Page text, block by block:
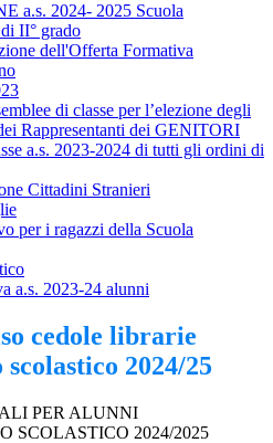
a.s. 2024- 2025 Scuola
II° grado
dell'Offerta Formativa
di classe per l’elezione degli
Rappresentanti dei GENITORI
a.s. 2023-2024 di tutti gli ordini di
Cittadini Stranieri
per i ragazzi della Scuola
a.s. 2023-24 alunni
cedole librarie
2024/25
PER ALUNNI
SCOLASTICO 2024/2025